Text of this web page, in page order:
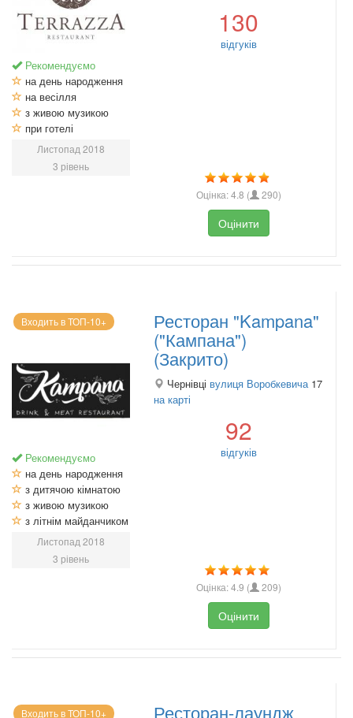
Рекомендуємо
на день народження
на весілля
з живою музикою
при готелі
Листопад 2018
3 рівень
130
відгуків
Оцінка:4.8 ( 290)
Оцінити
Входить в ТОП-10+
Рекомендуємо
на день народження
з дитячою кімнатою
з живою музикою
з літнім майданчиком
Листопад 2018
3 рівень
Ресторан "Kampana"
("Кампана")
(Закрито)
Чернівці вулиця Воробкевича 17
на карті
92
відгуків
Оцінка:4.9 ( 209)
Оцінити
Входить в ТОП-10+ Ресторан-лаундж